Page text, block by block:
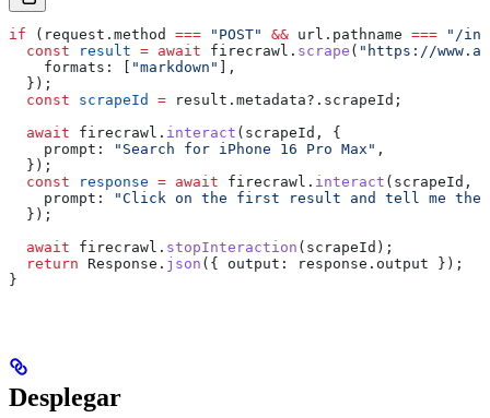
if ( request . method === "POST" && url . pathname === "/
  const
result = await firecrawl . scrape ( "https://
    formats:
"markdown"
],
  });
  const
scrapeId = result . metadata?. scrapeId ;
  await
firecrawl . interact ( scrapeId , {
    prompt:
"Search for iPhone 16 Pro Max" ,
  });
  const
response = await firecrawl . interact ( scrapeId , {
    prompt:
"Click on the first result and tell me the
  });
  await
firecrawl . stopInteraction ( scrapeId );
  return
Response . json ({ output: response . output });
}
Desplegar